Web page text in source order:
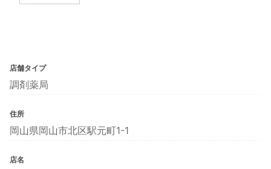
店舗タイプ
調剤薬局
住所
岡山県岡山市北区駅元町1-1
店名